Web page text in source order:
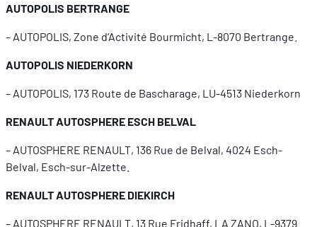
AUTOPOLIS BERTRANGE
– AUTOPOLIS, Zone d’Activité Bourmicht, L-8070 Bertrange.
AUTOPOLIS NIEDERKORN
– AUTOPOLIS, 173 Route de Bascharage, LU-4513 Niederkorn
RENAULT AUTOSPHERE ESCH BELVAL
– AUTOSPHERE RENAULT, 136 Rue de Belval, 4024 Esch-
Belval, Esch-sur-Alzette.
RENAULT AUTOSPHERE DIEKIRCH
– AUTOSPHERE RENAULT, 13 Rue Fridhaff, LA ZANO, L-9379